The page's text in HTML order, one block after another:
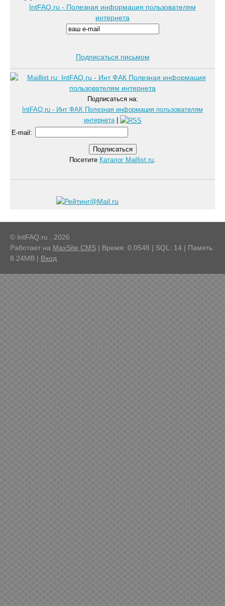
IntFAQ.ru - Полезная информация пользователям
интернета
Подписаться письмом
Подписаться на:
IntFAQ.ru - Инт ФАК Полезная информация пользователям
интернета|
E-mail :
Посетите Каталог Maillist.ru.
© IntFAQ.ru , 2026
Работает на MaxSite CMS | Время: 0.0548 | SQL: 14 | Память:
8.24MB | Вход